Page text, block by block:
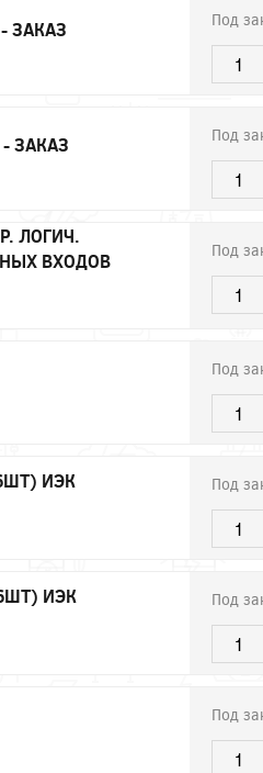
ЗАКАЗ Под
ЗАКАЗ Под
ЛОГИЧ.
ВХОДОВ
Под
Под
ИЭК
Под
ИЭК
Под
Под